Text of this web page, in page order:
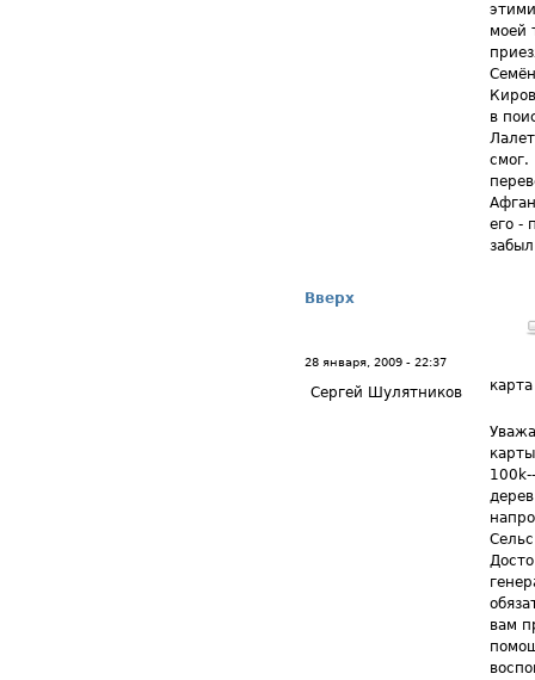
моей
в
смог.
его -
Вверх
28 января, 2009 - 22:37
Сергей Шулятников карта
вам